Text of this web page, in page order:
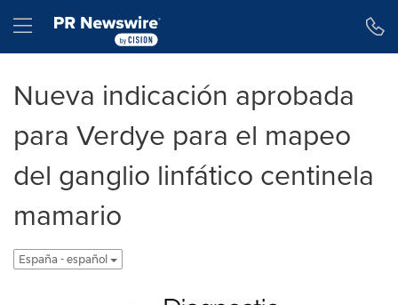
Hamburger menu
Nueva indicación aprobada
para Verdye para el mapeo
del ganglio linfático centinela
mamario
España - español